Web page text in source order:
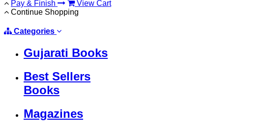
Pay & Finish
View Cart
Continue Shopping
Categories
Gujarati Books
Best Sellers
Books
Magazines